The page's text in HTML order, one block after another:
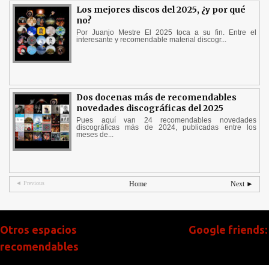
Los mejores discos del 2025, ¿y por qué
no?
Por Juanjo Mestre El 2025 toca a su fin. Entre el
interesante y recomendable material discogr...
Dos docenas más de recomendables
novedades discográficas del 2025
Pues aquí van 24 recomendables novedades
discográficas más de 2024, publicadas entre los
meses de...
◄ Previous Next ►
Home
Otros espacios
recomendables
Google friends: